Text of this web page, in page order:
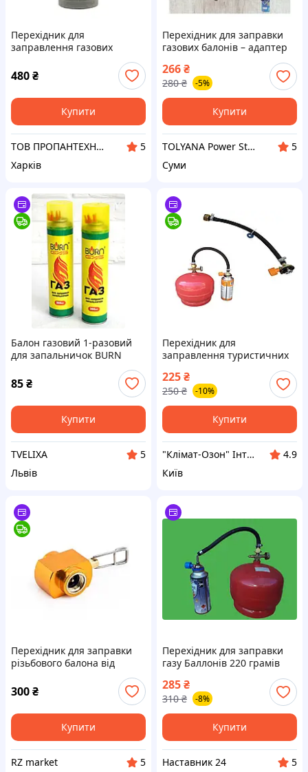
Перехідник для
заправлення газових
480₴
Купити
ТОВ ПРОПАНТЕХНОСЕРВІС
5
Харків
Перехідник для заправки
газових балонів – адаптер
для балонів, кемпінг, газові
плитки, пальники
266₴
280 ₴ -5%
Купити
TOLYANA Power Store
5
Суми
Балон газовий 1-разовий
для запальничок BURN
85₴
Купити
TVELIXA
5
Львів
Перехідник для
заправлення туристичних
балонів із чорним газовим
шлангом 40 см, Адаптер
для цангових балонів
225₴
250 ₴ -10%
Купити
"Клімат-Озон" Інтернет магазин послуг опалювального та кліматичного обладнання
4.9
Київ
Перехідник для заправки
різьбового балона від
різьбового балона, адаптер
для заправки різьбових
балончиків
300₴
Купити
RZ market
5
Перехідник для заправки
газу Баллонів 220 грамів
285₴
310 ₴ -8%
Купити
Наставник 24
5